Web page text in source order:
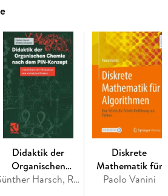
der Lichtgeschwindigkeit und
- Grundlegende Konzepte.
zu B ruhende Beobachter. -
- Der k-Faktor. - Die
der Zeitdilatation. -
- Die Lorentz-Transformation. - Die
Wechselseitigkeit der
Additionsformel für
vierdimensionalen Lorentz-
und Vierergeschwindigkeit. -
und Energie. -
Didaktik der
Organischen
Chemie nach demGünther Harsch, Rebekka Heimann
Diskrete
Mathematik für
Algorithmen
Paolo Vanini